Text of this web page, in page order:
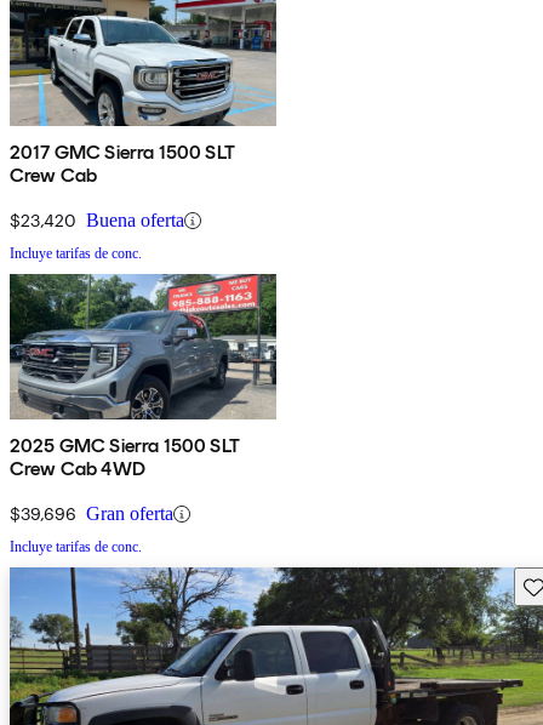
2017 GMC Sierra 1500 SLT
Crew Cab
$23,420 Buena oferta
Incluye tarifas de conc.
2025 GMC Sierra 1500 SLT
Crew Cab 4WD
$39,696 Gran oferta
Incluye tarifas de conc.